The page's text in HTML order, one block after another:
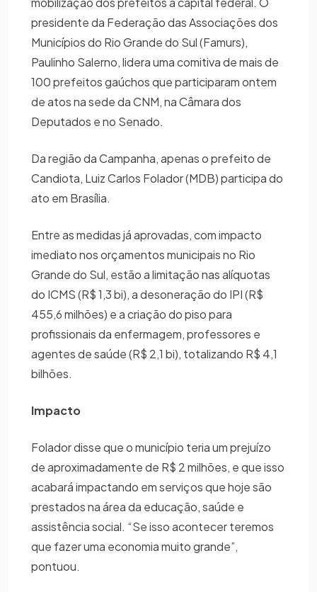
presidente da Federação das Associações dos
Municípios do Rio Grande do Sul (Famurs),
Paulinho Salerno, lidera uma comitiva de mais de
100 prefeitos gaúchos que participaram ontem
de atos na sede da CNM, na Câmara dos
Deputados e no Senado.
Da região da Campanha, apenas o prefeito de
Candiota, Luiz Carlos Folador (MDB) participa do
ato em Brasília.
Entre as medidas já aprovadas, com impacto
imediato nos orçamentos municipais no Rio
Grande do Sul, estão a limitação nas alíquotas
do ICMS (R$ 1,3 bi), a desoneração do IPI (R$
455,6 milhões) e a criação do piso para
profissionais da enfermagem, professores e
agentes de saúde (R$ 2,1 bi), totalizando R$ 4,1
bilhões.
Impacto
Folador disse que o município teria um prejuízo
de aproximadamente de R$ 2 milhões, e que isso
acabará impactando em serviços que hoje são
prestados na área da educação, saúde e
assistência social. “Se isso acontecer teremos
que fazer uma economia muito grande”,
pontuou.